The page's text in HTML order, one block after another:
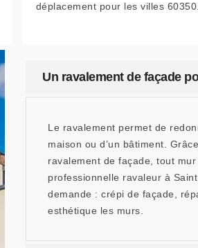
déplacement pour les villes 60350.
Un ravalement de façade
Le ravalement permet de
maison ou d’un bâtiment.
ravalement de façade, tout
professionnelle ravaleur à
demande : crépi de façade,
esthétique les murs.